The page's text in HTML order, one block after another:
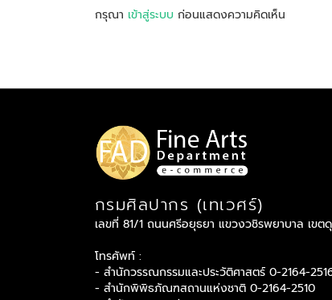
กรุณา เข้าสู่ระบบ ก่อนแสดงความคิดเห็น
กรมศิลปากร (เทเวศร์)
เลขที่ 81/1 ถนนศรีอยุธยา แขวงวชิรพยาบาล เขต
โทรศัพท์ :
- สำนักวรรณกรรมและประวัติศาสตร์ 0-2164-
- สำนักพิพิธภัณฑสถานแห่งชาติ 0-2164-2510